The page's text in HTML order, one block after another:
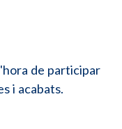
de participar
i acabats.